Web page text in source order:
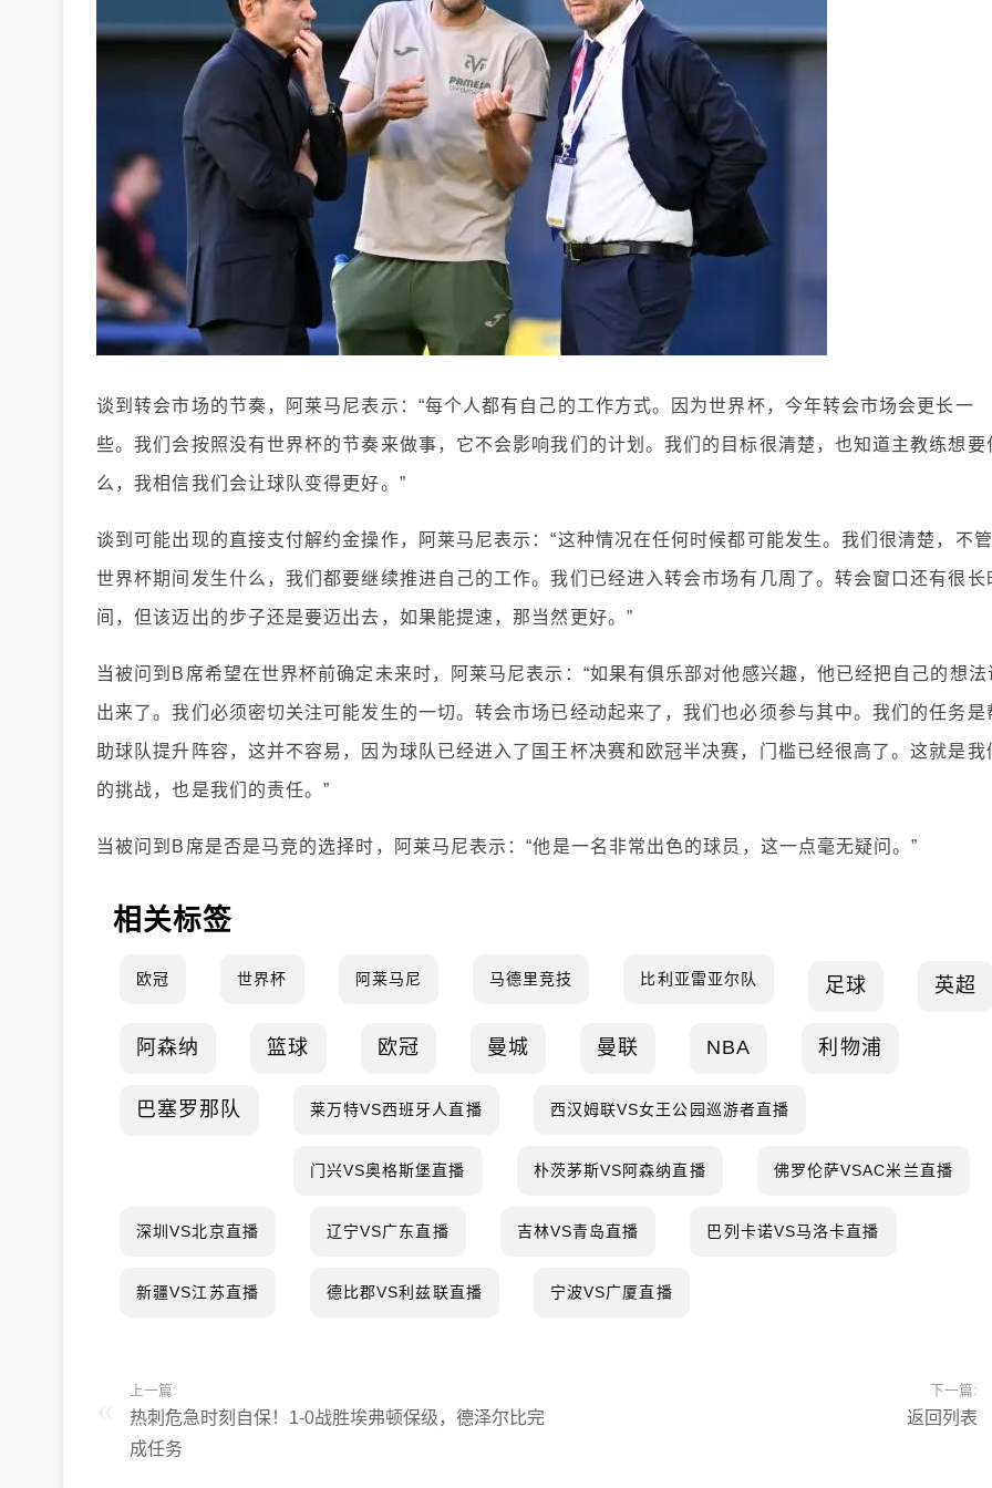
谈到转会市场的节奏，阿莱马尼表示：“每个人都有自己的工作方式。因为世界杯，今年转会市场会更长一
些。我们会按照没有世界杯的节奏来做事，它不会影响我们的计划。我们的目标很清楚，也知道主教练想要
么，我相信我们会让球队变得更好。”
谈到可能出现的直接支付解约金操作，阿莱马尼表示：“这种情况在任何时候都可能发生。我们很清楚，不管
世界杯期间发生什么，我们都要继续推进自己的工作。我们已经进入转会市场有几周了。转会窗口还有很长
间，但该迈出的步子还是要迈出去，如果能提速，那当然更好。”
当被问到B席希望在世界杯前确定未来时，阿莱马尼表示：“如果有俱乐部对他感兴趣，他已经把自己的想法
出来了。我们必须密切关注可能发生的一切。转会市场已经动起来了，我们也必须参与其中。我们的任务是
助球队提升阵容，这并不容易，因为球队已经进入了国王杯决赛和欧冠半决赛，门槛已经很高了。这就是我
的挑战，也是我们的责任。”
当被问到B席是否是马竞的选择时，阿莱马尼表示：“他是一名非常出色的球员，这一点毫无疑问。”
相关标签
欧冠 世界杯 阿莱马尼 马德里竞技 比利亚雷亚尔队 足球 英超
阿森纳 篮球 欧冠 曼城 曼联 NBA 利物浦
巴塞罗那队 莱万特VS西班牙人直播 西汉姆联VS女王公园巡游者直播
门兴VS奥格斯堡直播 朴茨茅斯VS阿森纳直播 佛罗伦萨VSAC米兰直播
深圳VS北京直播 辽宁VS广东直播 吉林VS青岛直播 巴列卡诺VS马洛卡直播
新疆VS江苏直播 德比郡VS利兹联直播 宁波VS广厦直播
上一篇:
热刺危急时刻自保！1-0战胜埃弗顿保级，德泽尔比完
成任务
下一篇:
返回列表